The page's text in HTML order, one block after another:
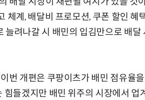
체계, 배달비 프로모션, 쿠폰 할인
늘려나갈 시 배민의 입김만으로 배
번 개편은 쿠팡이츠가 배민 점유율
힘들겠지만 배민 위주의 시장에서 업